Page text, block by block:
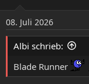
n
e
n
08. Juli 2026
Albi schrieb:
Blade Runner